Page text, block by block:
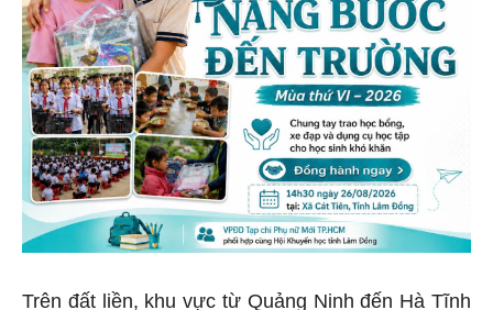
Trên đất liền, khu vực từ Quảng Ninh đến Hà Tĩnh